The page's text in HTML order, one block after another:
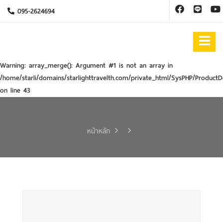
095-2624694
Warning: array_merge(): Argument #1 is not an array in
/home/starli/domains/starlighttravelth.com/private_html/SysPHP/
on line 43
หน้าหลัก